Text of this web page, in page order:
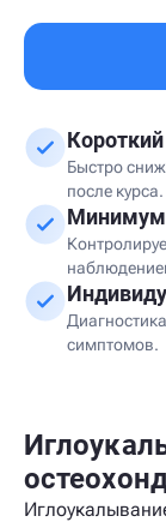
Быстро
после курса.
Минимум
симптомов.